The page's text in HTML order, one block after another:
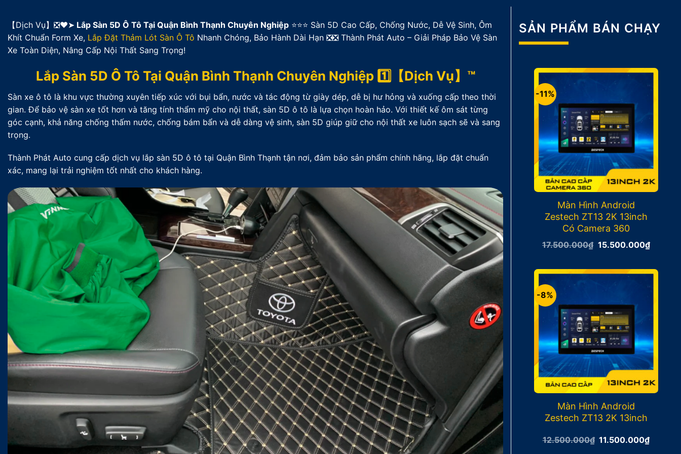
【Dịch Vụ】❎❤️➤ Lắp Sàn 5D Ô Tô Tại Quận Bình Thạnh Chuyên Nghiệp ⭐⭐⭐ Sàn 5D Cao Cấp, Chống Nước, Dễ Vệ Sinh, Ôm
Khít Chuẩn Form Xe, Lắp Đặt Thảm Lót Sàn Ô Tô Nhanh Chóng, Bảo Hành Dài Hạn ❎❎ Thành Phát Auto – Giải Pháp Bảo Vệ Sàn
Xe Toàn Diện, Nâng Cấp Nội Thất Sang Trọng!
Lắp Sàn 5D Ô Tô Tại Quận Bình Thạnh Chuyên Nghiệp 1️⃣【Dịch Vụ】™
Sàn xe ô tô là khu vực thường xuyên tiếp xúc với bụi bẩn, nước và tác động từ giày dép, dễ bị hư hỏng và xuống cấp theo thời
gian. Để bảo vệ sàn xe tốt hơn và tăng tính thẩm mỹ cho nội thất, sàn 5D ô tô là lựa chọn hoàn hảo. Với thiết kế ôm sát từng
góc cạnh, khả năng chống thấm nước, chống bám bẩn và dễ dàng vệ sinh, sàn 5D giúp giữ cho nội thất xe luôn sạch sẽ và sang
trọng.
Thành Phát Auto cung cấp dịch vụ lắp sàn 5D ô tô tại Quận Bình Thạnh tận nơi, đảm bảo sản phẩm chính hãng, lắp đặt chuẩn
xác, mang lại trải nghiệm tốt nhất cho khách hàng.
SẢN PHẨM BÁN CHẠY
-11%
Màn Hình Android
Zestech ZT13 2K 13inch
Có Camera 360
17.500.000₫ Giá
17.500.000₫.
15.500.000₫Giá
hiện
là:
-8%
Màn Hình Android
Zestech ZT13 2K 13inch
12.500.000₫ Giá
11.500.000₫Giá